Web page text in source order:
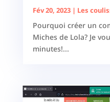
Fév 20, 2023| Les
Pourquoi créer un
Miches de Lola? Je
minutes!...